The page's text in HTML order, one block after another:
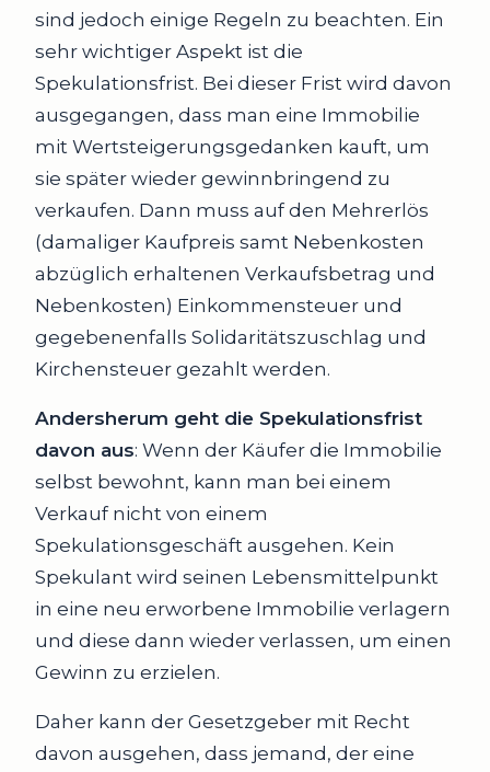
sind jedoch einige Regeln zu beachten. Ein
sehr wichtiger Aspekt ist die
Spekulationsfrist. Bei dieser Frist wird davon
ausgegangen, dass man eine Immobilie
mit Wertsteigerungsgedanken kauft, um
sie später wieder gewinnbringend zu
verkaufen. Dann muss auf den Mehrerlös
(damaliger Kaufpreis samt Nebenkosten
abzüglich erhaltenen Verkaufsbetrag und
Nebenkosten) Einkommensteuer und
gegebenenfalls Solidaritätszuschlag und
Kirchensteuer gezahlt werden.
Andersherum geht die Spekulationsfrist
davon aus: Wenn der Käufer die Immobilie
selbst bewohnt, kann man bei einem
Verkauf nicht von einem
Spekulationsgeschäft ausgehen. Kein
Spekulant wird seinen Lebensmittelpunkt
in eine neu erworbene Immobilie verlagern
und diese dann wieder verlassen, um einen
Gewinn zu erzielen.
Daher kann der Gesetzgeber mit Recht
davon ausgehen, dass jemand, der eine